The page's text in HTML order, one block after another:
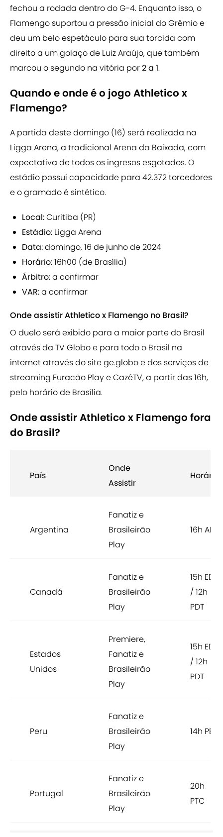
fechou a rodada dentro do G-4. Enquanto isso, o
Flamengo suportou a pressão inicial do Grêmio e
deu um belo espetáculo para sua torcida com
direito a um golaço de Luiz Araújo, que também
marcou o segundo na vitória por2 a 1.
Quando e onde é o jogo Athletico x
Flamengo?
A partida deste domingo (16) será realizada na
Ligga Arena, a tradicional Arena da Baixada, com
expectativa de todos os ingresos esgotados. O
estádio possui capacidade para 42.372 torcedores
e o gramado é sintético.
Local:Curitiba (PR)
Estádio: Ligga Arena
Data:domingo, 16 de junho de 2024
Horário:16h00 (de Brasília)
Árbitro:a confirmar
VAR:a confirmar
Onde assistir Athletico x Flamengo no Brasil?
O duelo será exibido para a maior parte do Brasil
através da TV Globo e para todo o Brasil na
internet através do site ge.globo e dos serviços de
streaming Furacão Play e CazéTV, a partir das 16h,
pelo horário de Brasília.
Onde assistir Athletico x Flamengo fora
do Brasil?
País
Onde
Assistir
Horário
Argentina
Fanatiz e
Brasileirão
Play
16h ART
Canadá
Fanatiz e
Brasileirão
Play
15h EDT
/ 12h
PDT
Estados
Unidos
Premiere,
Fanatiz e
Brasileirão
Play
15h EDT
/ 12h
PDT
Peru
Fanatiz e
Brasileirão
Play
14h PET
Portugal
Fanatiz e
Brasileirão
Play
20h
PTC